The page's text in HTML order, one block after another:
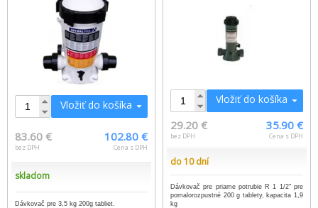
Vložiť do košíka
83.60 €
bez DPH
102.80 €
Cena s DPH
skladom
Dávkovač pre 3,5 kg 200g tabliet.
Vložiť do košíka
29.20 €
bez DPH
35.90 €
Cena s DPH
do 10 dní
Dávkovač pre priame potrubie R 1 1/2" pre
pomalorozpustné 200 g tablety, kapacita 1,9
kg